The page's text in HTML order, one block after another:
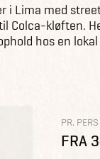
i Lima med
Colca-kløften.
hos en
PR.
FRA